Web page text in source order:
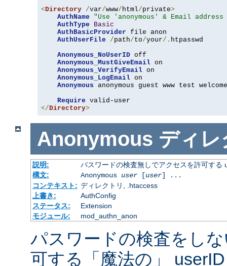
<Directory /var/www/ html/private>
AuthName
"Use 'anonymous' & Email
AuthType
Basic
AuthBasicProvider file anon
AuthUserFile
/path/to/your/. htpasswd
Anonymous_NoUserID off
Anonymous_MustGiveEmail on
Anonymous_VerifyEmail on
Anonymous_LogEmail on
Anonymous anonymous guest www test welcome
Require
</Directory>
Anonymous ディレ
説明:
パスワードの検査無しでアクセスを許可する
構文:
Anonymous user[user] ...
コンテキスト: ディレクトリ, .htaccess
上書き:
AuthConfig
ステータス:
Extension
モジュール:
mod_authn_anon
パスワードの検査をし
可する「魔法の」